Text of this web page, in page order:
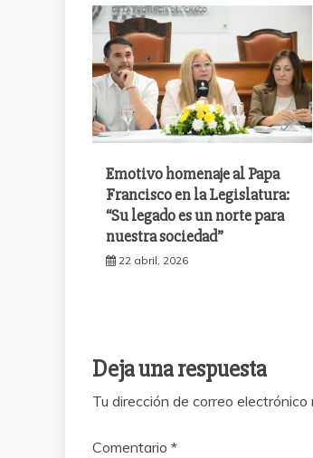
Emotivo homenaje al Papa
Francisco en la Legislatura:
“Su legado es un norte para
nuestra sociedad”
22 abril, 2026
Deja una respuesta
Tu dirección de correo electrónico
Comentario *